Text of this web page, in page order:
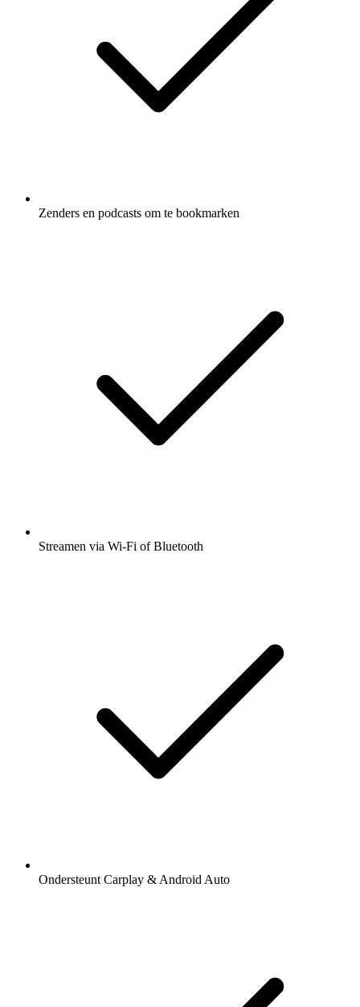
Zenders en podcasts om te bookmarken
Streamen via Wi-Fi of Bluetooth
Ondersteunt Carplay & Android Auto